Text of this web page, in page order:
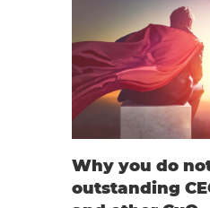
Why you do
outstanding